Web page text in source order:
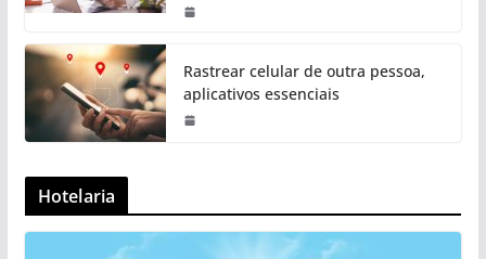
Rastrear celular de outra pessoa,
aplicativos essenciais
Hotelaria